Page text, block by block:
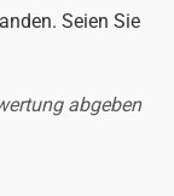
Seien Sie
abgeben